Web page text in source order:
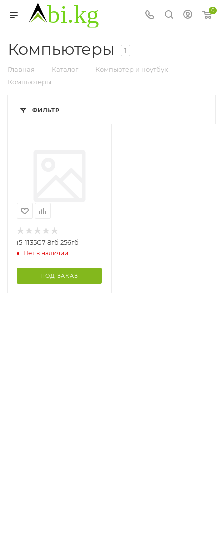
0
Компьютеры 1
Главная — Каталог — Компьютер и ноутбук —
Компьютеры
ФИЛЬТР
i5-1135G7 8гб 256гб
Нет в наличии
ПОД ЗАКАЗ